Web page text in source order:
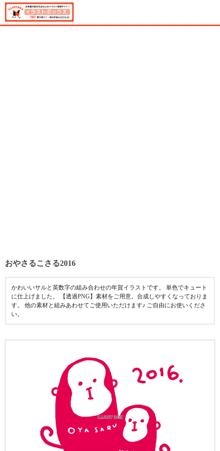
おやさるこさる2016
かわいいサルと英数字の組み合わせの年賀イラストです。 単色でキュート
に仕上げました。 【透過PNG】素材をご用意。合成しやすくなっておりま
す。 他の素材と組みあわせてご使用いただけます♪ ご自由にお使いくださ
い。